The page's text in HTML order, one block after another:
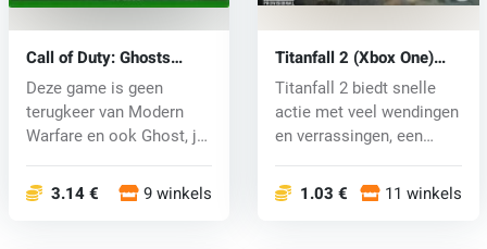
Call of Duty: Ghosts
(Xbox One) key
Deze game is geen
terugkeer van Modern
Warfare en ook Ghost, je
3.14 € 9 winkels
Titanfall 2 (Xbox One)
key
Titanfall 2 biedt snelle
actie met veel wendingen
en verrassingen, een
1.03 € 11 winkels